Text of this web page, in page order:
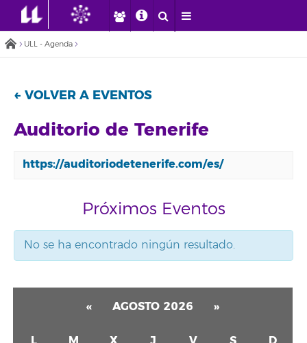
ULL - Agenda
← VOLVER A EVENTOS
Auditorio de Tenerife
https://auditoriodetenerife.com/es/
Próximos Eventos
No se ha encontrado ningún resultado.
« AGOSTO 2026 »